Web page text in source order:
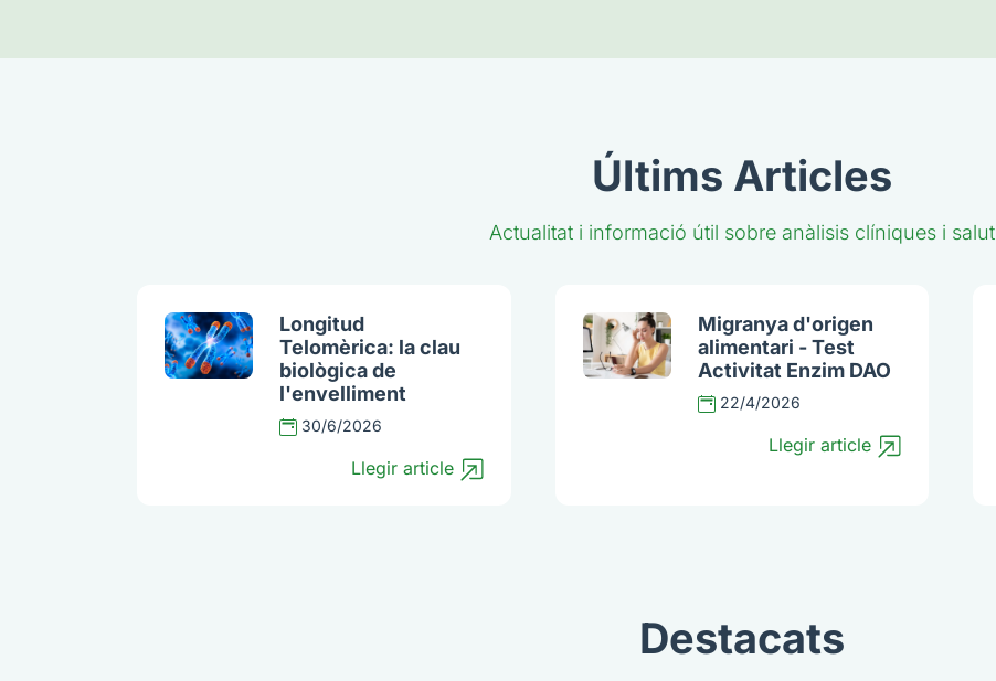
Últims Articles
Actualitat i informació útil sobre anàlisis clíniques i salut
Longitud
Telomèrica: la clau
biològica de
l'envelliment
30/6/2026
Llegir article
Migranya d'origen
alimentari - Test
Activitat Enzim DAO
22/4/2026
Llegir article
Destacats